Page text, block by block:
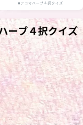
■アロマハーブ４択クイズ